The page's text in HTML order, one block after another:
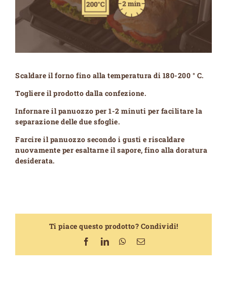
Scaldare il forno fino alla temperatura di 180-200 ° C.
Togliere il prodotto dalla confezione.
Infornare il panuozzo per 1-2 minuti per facilitare la
separazione delle due sfoglie.
Farcire il panuozzo secondo i gusti e riscaldare
nuovamente per esaltarne il sapore, fino alla doratura
desiderata.
Ti piace questo prodotto? Condividi!
FacebookLinkedInWhatsApp
Email